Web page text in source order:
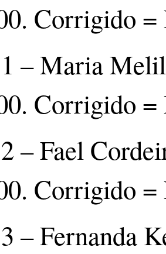
Corrigido =
– Maria
Corrigido =
– Fael
Corrigido =
– Fernanda